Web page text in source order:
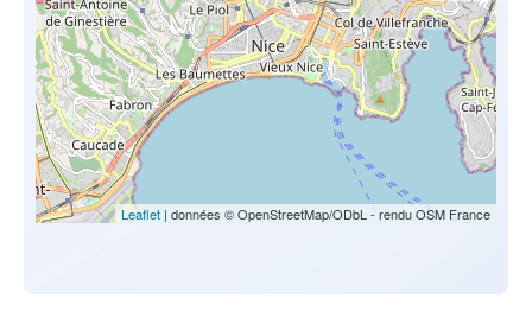
Leaflet | données © OpenStreetMap/ODbL - rendu OSM France